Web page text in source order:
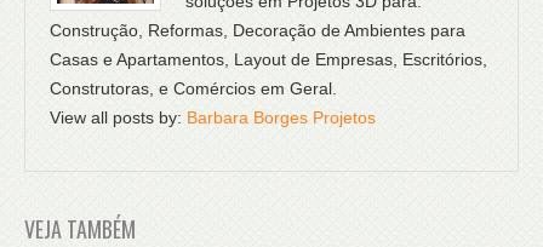
Construção, Reformas, Decoração de Ambientes para
Casas e Apartamentos, Layout de Empresas, Escritórios,
Construtoras, e Comércios em Geral.
View all posts by: Barbara Borges Projetos
VEJA TAMBÉM